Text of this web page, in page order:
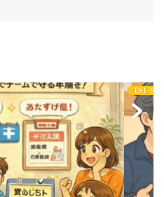
【火】今日